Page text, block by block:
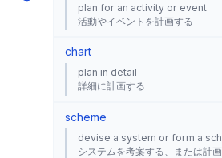
plan for an activity or event
活動やイベントを計画する
chart
plan in detail
詳細に計画する
scheme
devise a system or form a
システムを考案する、または計